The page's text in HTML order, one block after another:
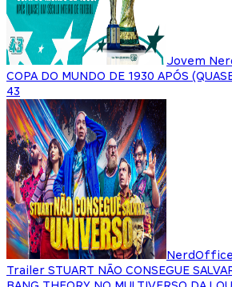
Jovem
COPA DO MUNDO DE 1930 APÓS
43
NerdOffice
Trailer STUART NÃO CONSEGUE